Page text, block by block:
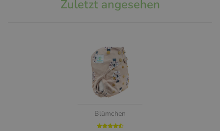
Zuletzt angesehen
Blümchen